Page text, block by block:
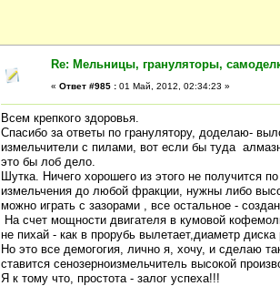
Re: Мельницы, грануляторы,
« Ответ #985 : 01 Май, 2012, 02:34:23 »
Всем крепкого здоровья.
Спасибо за ответы по гранулятору, доделаю-
измельчители с пилами, вот если бы туда
это бы лоб дело.
Шутка. Ничего хорошего из этого не получится
измельчения до любой фракции, нужны либо
можно играть с зазорами , все остальное -
На счет мощности двигателя в кумовой
не пихай - как в прорубь вылетает,диаметр
Но это все демогогия, лично я, хочу, и сделаю
ставится сенозерноизмельчитель высокой
Я к тому что, простота - залог успеха!!!